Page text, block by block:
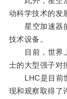
动科学技术的发
星空加速器的
技术设备。
目前，世界上
士的大型强子对
LHC是目前世
现和观察取得了